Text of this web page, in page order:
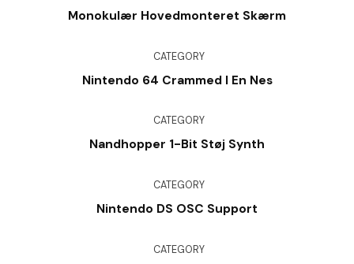
Monokulær Hovedmonteret Skærm
CATEGORY
Nintendo 64 Crammed I En Nes
CATEGORY
Nandhopper 1-Bit Støj Synth
CATEGORY
Nintendo DS OSC Support
CATEGORY